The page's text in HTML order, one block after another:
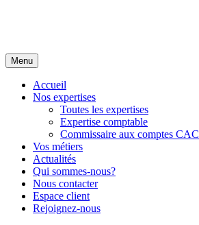
Menu
Accueil
Nos expertises
Toutes les expertises
Expertise comptable
Commissaire aux comptes CAC
Vos métiers
Actualités
Qui sommes-nous?
Nous contacter
Espace client
Rejoignez-nous